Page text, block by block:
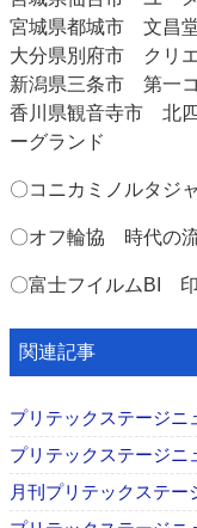
宮城県都城市 文昌
大分県別府市 クリ
新潟県三条市 第一
香川県観音寺市 北
ーグランド
〇コニカミノルタジ
〇オフ輪協 時代の
〇富士フイルムBI
関連記事
プリテックステージニ
プリテックステージニ
月刊プリテックステー